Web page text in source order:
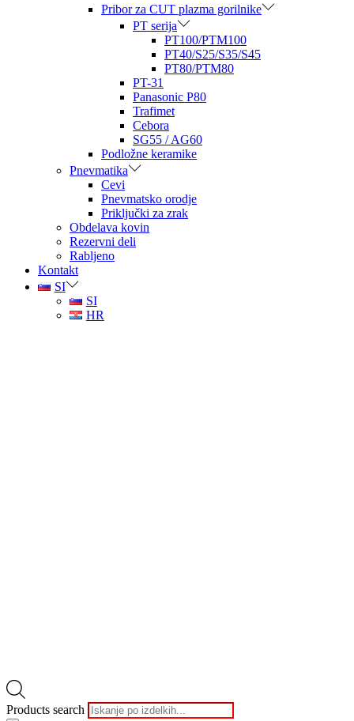
Pribor za CUT plazma gorilnike
PT serija
PT100/PTM100
PT40/S25/S35/S45
PT80/PTM80
PT-31
Panasonic P80
Trafimet
Cebora
SG55 / AG60
Podložne keramike
Pnevmatika
Cevi
Pnevmatsko orodje
Priključki za zrak
Obdelava kovin
Rezervni deli
Rabljeno
Kontakt
SI
SI
HR
Products search